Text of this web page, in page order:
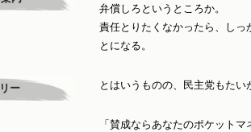
弁償しろというところか。
責任とりたくなかったら、し
とになる。
とはいうものの、民主党もた
「賛成ならあなたのポケット
ー